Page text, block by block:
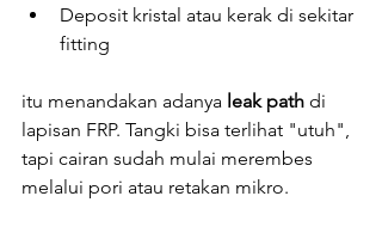
Deposit kristal atau kerak di sekitar
fitting
itu menandakan adanya leak path di
lapisan FRP. Tangki bisa terlihat "utuh",
tapi cairan sudah mulai merembes
melalui pori atau retakan mikro.